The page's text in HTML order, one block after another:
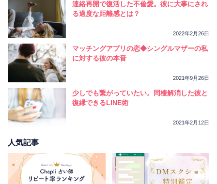
連絡再開で復活した不倫愛。彼に大事にされ
る適度な距離感とは？
2022年2月26日
マッチングアプリの恋◆シングルマザーの私
に対する彼の本音
2021年9月26日
少しでも繋がっていたい。同棲解消した彼と
復縁できるLINE術
2021年2月12日
人気記事